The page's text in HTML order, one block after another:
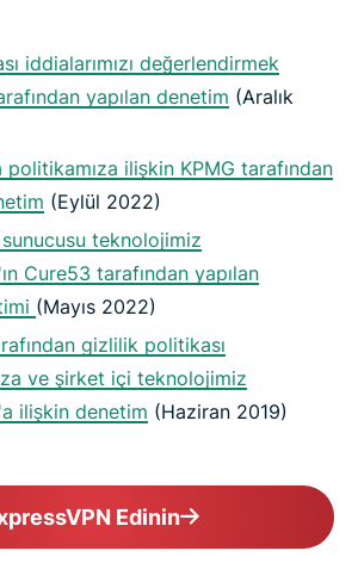
iddialarımızı değerlendirmek
yapılan denetim (Aralık
politikamıza ilişkin KPMG tarafından
(Eylül 2022)
teknolojimiz
Cure53 tarafından yapılan
(Mayıs 2022)
gizlilik politikası
ve şirket içi teknolojimiz
ilişkin denetim (Haziran 2019)
Edinin